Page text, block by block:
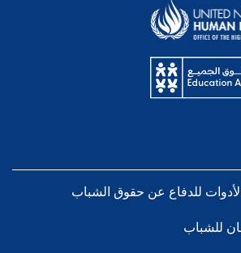
للدفاع عن حقوق الشباب
للشباب